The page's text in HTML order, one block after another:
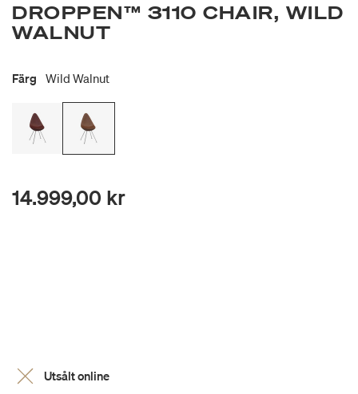
DROPPEN™ 3110 CHAIR, WILD
WALNUT
Färg Wild Walnut
14.999,00 kr
Utsålt online